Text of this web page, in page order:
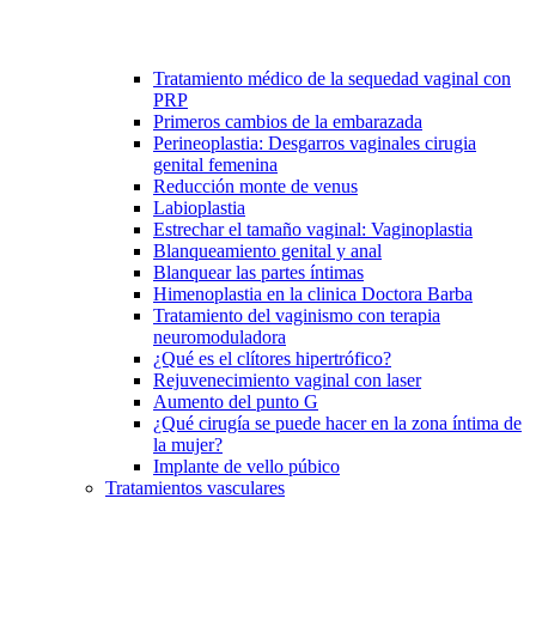
Tratamiento médico de la sequedad vaginal con
PRP
Primeros cambios de la embarazada
Perineoplastia: Desgarros vaginales cirugia
genital femenina
Reducción monte de venus
Labioplastia
Estrechar el tamaño vaginal: Vaginoplastia
Blanqueamiento genital y anal
Blanquear las partes íntimas
Himenoplastia en la clinica Doctora Barba
Tratamiento del vaginismo con terapia
neuromoduladora
¿Qué es el clítores hipertrófico?
Rejuvenecimiento vaginal con laser
Aumento del punto G
¿Qué cirugía se puede hacer en la zona íntima de
la mujer?
Implante de vello púbico
Tratamientos vasculares